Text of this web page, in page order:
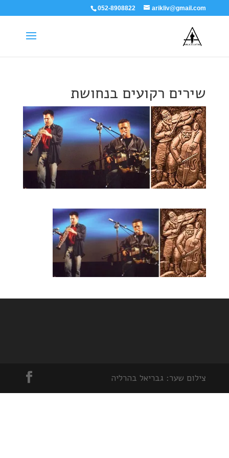
052-8908822 arikliv@gmail.com
שירים רקועים בנחושת
צילום שער: גבריאל בהרליה